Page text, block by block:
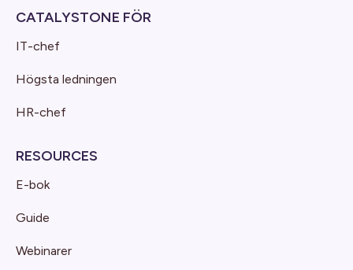
CATALYSTONE FÖR
IT-chef
Högsta ledningen
HR-chef
RESOURCES
E-bok
Guide
Webinarer